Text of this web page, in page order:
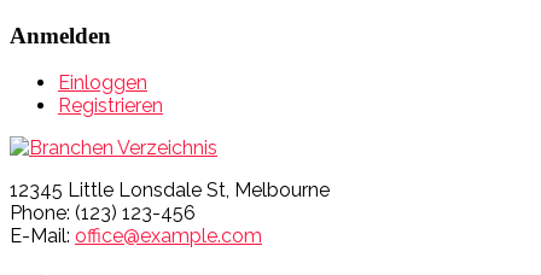
Anmelden
Einloggen
Registrieren
12345 Little Lonsdale St, Melbourne
Phone: (123) 123-456
E-Mail: office@example.com